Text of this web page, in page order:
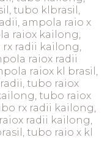
tubo klbrasil,
ampola raio x
raiox kailong,
radii kailong,
raiox radii
raiox kl brasil,
tubo raiox
tubo raiox
rx radii kailong,
radii kailong,
tubo raio x kl